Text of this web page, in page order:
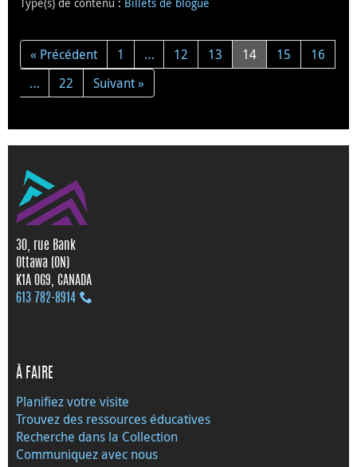
Type(s) de contenu : Billets de blogue
« Précédent 1 … 12 13 14 15
16
…
22 Suivant »
30, rue Bank
Ottawa (ON)
K1A 0G9, CANADA
613 782‑8914
À FAIRE
Planifiez votre visite
Trouvez des ressources éducatives
Recherche dans la Collection
Communiquez avec nous